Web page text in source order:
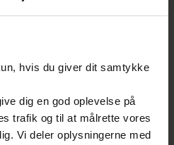
hvis du giver dit samtykke
dig en god oplevelse på
trafik og til at målrette vores
Vi deler oplysningerne med
ved Dansk
Ask Hesby
Ansvar